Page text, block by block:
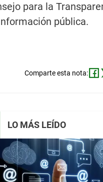
para la
pública.
Comparte esta nota:
LO MÁS LEÍDO